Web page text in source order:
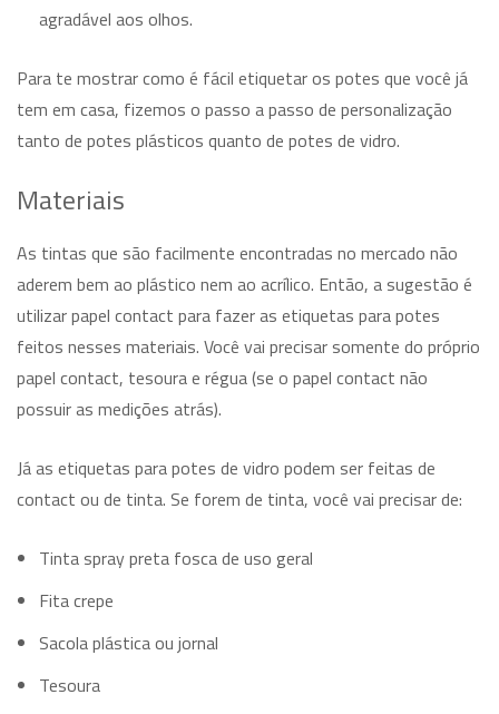
agradável aos olhos.
Para te mostrar como é fácil etiquetar os potes que você já
tem em casa, fizemos o passo a passo de personalização
tanto de potes plásticos quanto de potes de vidro.
Materiais
As tintas que são facilmente encontradas no mercado não
aderem bem ao plástico nem ao acrílico. Então, a sugestão é
utilizar papel contact para fazer as etiquetas para potes
feitos nesses materiais. Você vai precisar somente do próprio
papel contact, tesoura e régua (se o papel contact não
possuir as medições atrás).
Já as etiquetas para potes de vidro podem ser feitas de
contact ou de tinta. Se forem de tinta, você vai precisar de:
Tinta spray preta fosca de uso geral
Fita crepe
Sacola plástica ou jornal
Tesoura